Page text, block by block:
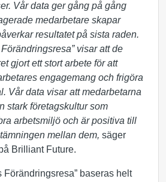
Vår data ger gång på gång
medarbetare skapar
resultatet på sista raden.
visar att de
gjort ett stort arbete för att
engagemang och frigöra
Vår data visar att medarbetarna
stark företagskultur som
arbetsmiljö och är positiva till
mellan dem, säger
Brilliant Future.
Förändringsresa” baseras helt